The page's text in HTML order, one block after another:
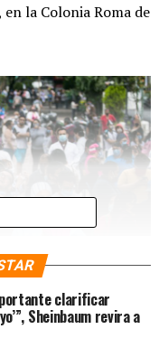
la Colonia Roma de
clarificar
Sheinbaum revira a